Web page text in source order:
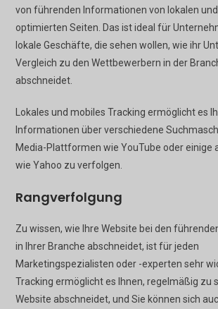
von führenden Informationen von lokalen
optimierten Seiten. Das ist ideal für
lokale Geschäfte, die sehen wollen, wie ihr
Vergleich zu den Wettbewerbern in der
abschneidet.
Lokales und mobiles Tracking ermöglicht es
Informationen über verschiedene
Media-Plattformen wie YouTube oder einige
wie Yahoo zu verfolgen.
Rangverfolgung
Zu wissen, wie Ihre Website bei den
in Ihrer Branche abschneidet, ist für jeden
Marketingspezialisten oder -experten sehr
Tracking ermöglicht es Ihnen, regelmäßig zu
Website abschneidet, und Sie können sich